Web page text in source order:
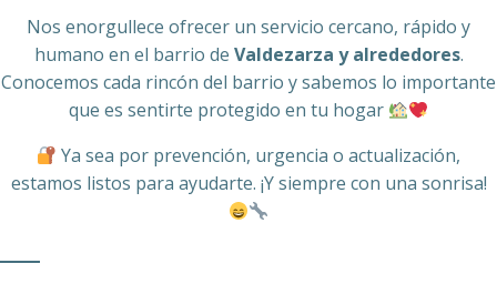
Nos enorgullece ofrecer un servicio cercano, rápido y
humano en el barrio de Valdezarza y alrededores.
Conocemos cada rincón del barrio y sabemos lo importante
que es sentirte protegido en tu hogar
Ya sea por prevención, urgencia o actualización,
estamos listos para ayudarte. ¡Y siempre con una sonrisa!